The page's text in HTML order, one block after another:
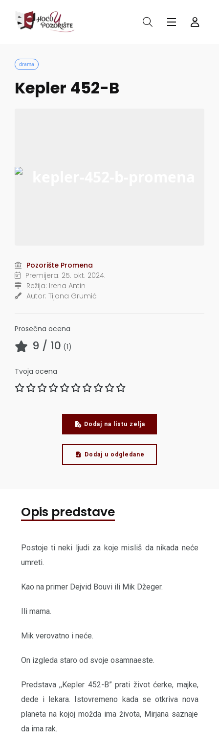
drama
Kepler 452-B
Pozorište Promena
Premijera: 25. okt. 2024.
Režija: Irena Antin
Autor: Tijana Grumić
Prosečna ocena
9 / 10 (1)
Tvoja ocena
Dodaj na listu zelja
Dodaj u odgledane
Opis predstave
Postoje ti neki ljudi za koje misliš da nikada neće
umreti.
Kao na primer Dejvid Bouvi ili Mik Džeger.
Ili mama.
Mik verovatno i neće.
On izgleda staro od svoje osamnaeste.
Predstava ,,Kepler 452-B” prati život ćerke, majke,
dede i lekara. Istovremeno kada se otkriva nova
planeta na kojoj možda ima života, Mirjana saznaje
da ima rak.